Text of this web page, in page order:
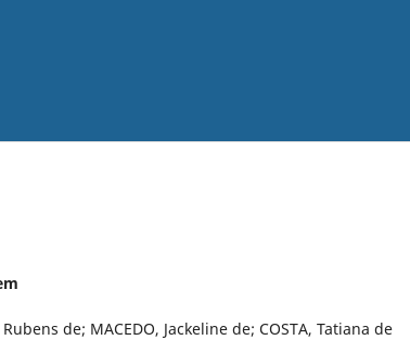
de; MACEDO, Jackeline de; COSTA, Tatiana de